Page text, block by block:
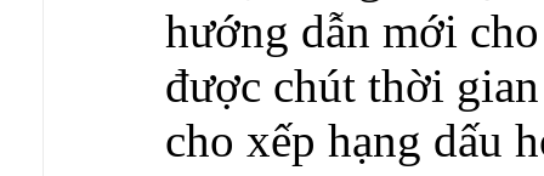
hướng dẫn mới
được chút thời
cho xếp hạng dấu